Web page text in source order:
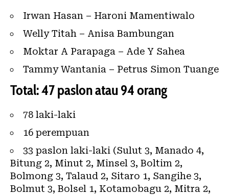
Irwan Hasan – Haroni Mamentiwalo
Welly Titah – Anisa Bambungan
Moktar A Parapaga – Ade Y Sahea
Tammy Wantania – Petrus Simon Tuange
Total: 47 paslon atau 94 orang
78 laki-laki
16 perempuan
33 paslon laki-laki (Sulut 3, Manado 4,
Bitung 2, Minut 2, Minsel 3, Boltim 2,
Bolmong 3, Talaud 2, Sitaro 1, Sangihe 3,
Bolmut 3, Bolsel 1, Kotamobagu 2, Mitra 2,